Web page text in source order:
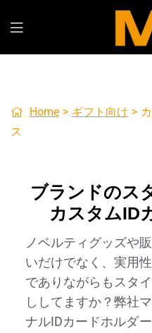
Home > ギフト向け >
ス
ブランドのス
カスタムID
ノベルティグッズや
いだけでなく、実用
でありながらもスタ
ししてますか？弊社
ナルIDカードホルダ